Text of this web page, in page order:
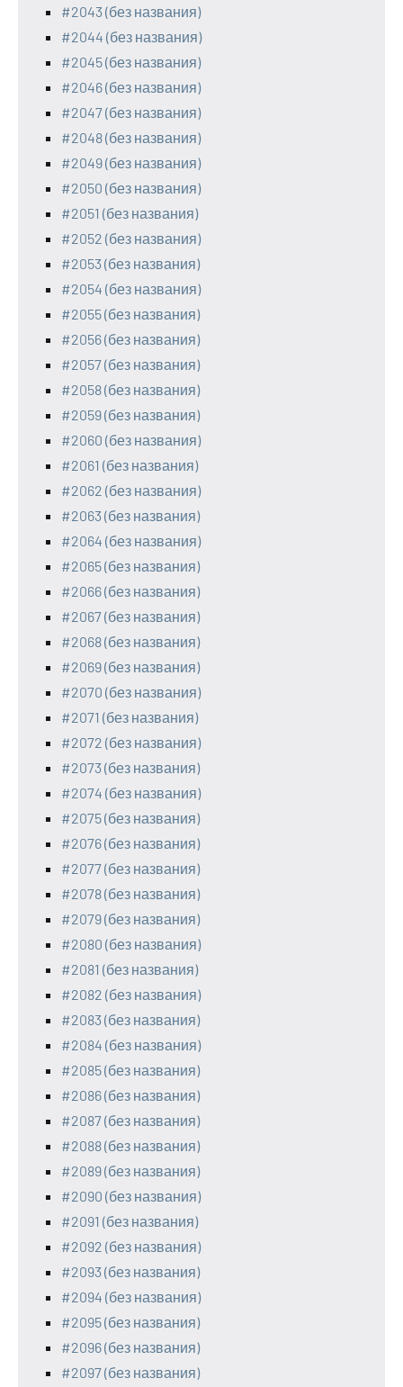
#2043 (без названия)
#2044 (без названия)
#2045 (без названия)
#2046 (без названия)
#2047 (без названия)
#2048 (без названия)
#2049 (без названия)
#2050 (без названия)
#2051 (без названия)
#2052 (без названия)
#2053 (без названия)
#2054 (без названия)
#2055 (без названия)
#2056 (без названия)
#2057 (без названия)
#2058 (без названия)
#2059 (без названия)
#2060 (без названия)
#2061 (без названия)
#2062 (без названия)
#2063 (без названия)
#2064 (без названия)
#2065 (без названия)
#2066 (без названия)
#2067 (без названия)
#2068 (без названия)
#2069 (без названия)
#2070 (без названия)
#2071 (без названия)
#2072 (без названия)
#2073 (без названия)
#2074 (без названия)
#2075 (без названия)
#2076 (без названия)
#2077 (без названия)
#2078 (без названия)
#2079 (без названия)
#2080 (без названия)
#2081 (без названия)
#2082 (без названия)
#2083 (без названия)
#2084 (без названия)
#2085 (без названия)
#2086 (без названия)
#2087 (без названия)
#2088 (без названия)
#2089 (без названия)
#2090 (без названия)
#2091 (без названия)
#2092 (без названия)
#2093 (без названия)
#2094 (без названия)
#2095 (без названия)
#2096 (без названия)
#2097 (без названия)